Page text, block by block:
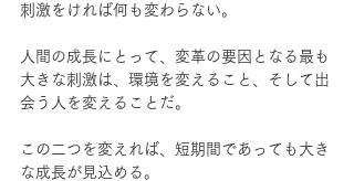
刺激をければ何も変わらない。
人間の成長にとって、変革の要因となる最も
大きな刺激は、環境を変えること、そして出
会う人を変えることだ。
この二つを変えれば、短期間であっても大き
な成長が見込める。